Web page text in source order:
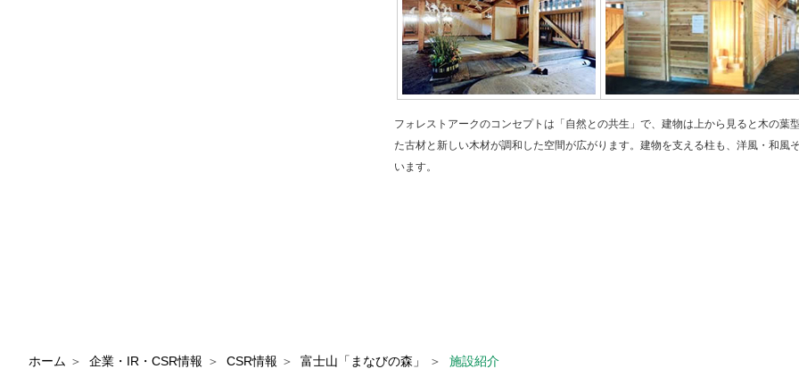
がっしりとした柱と土間のタタキ
が、室内に入った時に人をホッと
させます。
窓からは成長した森の姿が見えま
す。
ち）と沓脱ぎ石（もとは石灯篭の
フォレストアークのコンセプトは「自然との共生」で、建物は上から見ると木の葉
た古材と新しい木材が調和した空間が広がります。建物を支える柱も、洋風・和風
います。
ホーム ＞ 企業・IR・CSR情報 ＞ CSR情報 ＞ 富士山「まなびの森」 ＞ 施設紹介